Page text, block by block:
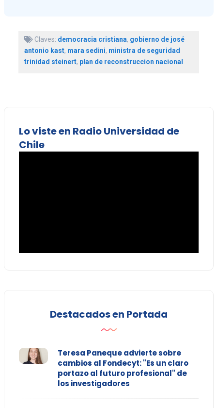
Claves: democracia cristiana, gobierno de josé
antonio kast, mara sedini, ministra de seguridad
trinidad steinert, plan de reconstruccion nacional
Lo viste en Radio Universidad de
Chile
Destacados en Portada
Teresa Paneque advierte sobre
cambios al Fondecyt: "Es un claro
portazo al futuro profesional" de
los investigadores